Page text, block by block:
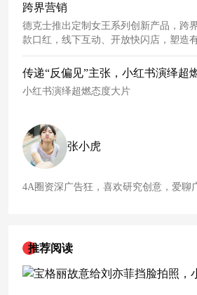
跨界营销
德克士推出定制女王系列创新产品，跨
款口红，线下互动、开放快闪店，塑造
消费者。
传递“反偏见”主张，小红书演绎超
小红书演绎超燃态度大片
张小虎
4A圈资深广告狂，喜欢研究创意，爱聊
推荐阅读